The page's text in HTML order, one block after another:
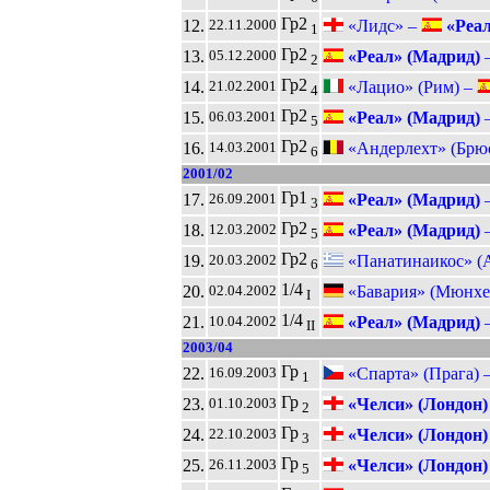
12. 22.11.2000 Гр2 1 «Лидс» –
13. 05.12.2000 Гр2 2 «Реал» (Мадрид)
14. 21.02.2001 Гр2 4
«Лацио» (Рим) –
15. 06.03.2001 Гр2 5 «Реал» (Мадрид)
16. 14.03.2001 Гр2 6 «Андерлехт»
2001/02
17. 26.09.2001 Гр1 3 «Реал» (Мадрид)
18. 12.03.2002 Гр2 5 «Реал» (Мадрид)
19. 20.03.2002 Гр2 6
«Панатинаикос»
20. 02.04.2002 1/4 I
«Бавария»
21. 10.04.2002 1/4 II «Реал» (Мадрид)
2003/04
22. 16.09.2003 Гр 1
«Спарта» (Прага)
23. 01.10.2003 Гр 2 «Челси» (Лондон)
24. 22.10.2003 Гр 3 «Челси» (Лондон)
25. 26.11.2003 Гр 5 «Челси» (Лондон)